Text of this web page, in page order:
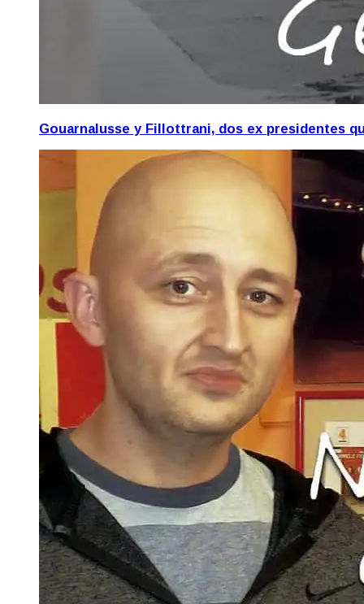
Gouarnalusse y Fillottrani, dos ex presidentes